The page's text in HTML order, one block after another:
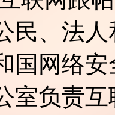
民、法
国网络
室负责